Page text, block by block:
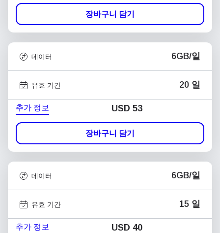
장바구니 담기
데이터 6GB/일
유효 기간 20 일
추가 정보 USD 53
장바구니 담기
데이터 6GB/일
유효 기간 15 일
추가 정보 USD 40